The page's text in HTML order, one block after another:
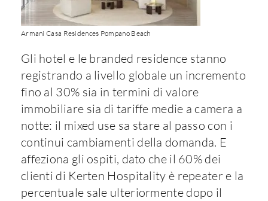
Armani Casa Residences Pompano Beach
Gli hotel e le branded residence stanno
registrando a livello globale un incremento
fino al 30% sia in termini di valore
immobiliare sia di tariffe medie a camera a
notte: il mixed use sa stare al passo con i
continui cambiamenti della domanda. E
affeziona gli ospiti, dato che il 60% dei
clienti di Kerten Hospitality è repeater e la
percentuale sale ulteriormente dopo il